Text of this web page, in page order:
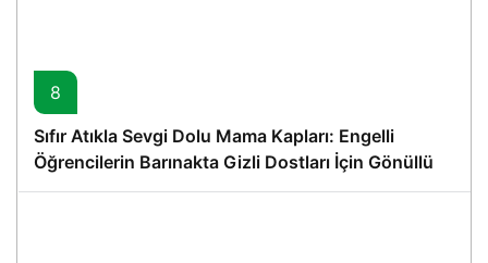
8
Sıfır Atıkla Sevgi Dolu Mama Kapları: Engelli
Öğrencilerin Barınakta Gizli Dostları İçin Gönüllü
Proje